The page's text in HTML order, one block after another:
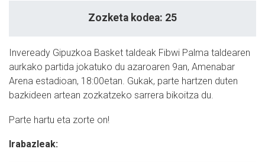
Zozketa kodea: 25
Inveready Gipuzkoa Basket taldeak Fibwi Palma taldearen
aurkako partida jokatuko du azaroaren 9an, Amenabar
Arena estadioan, 18:00etan. Gukak, parte hartzen duten
bazkideen artean zozkatzeko sarrera bikoitza du.
Parte hartu eta zorte on!
Irabazleak: